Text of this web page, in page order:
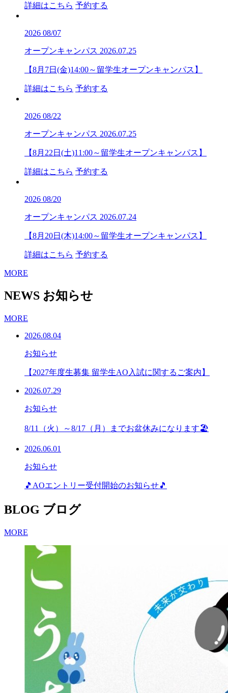
詳細はこちら 予約する
2026 08/07
オープンキャンパス 2026.07.25
【8月7日(金)14:00～留学生オープンキャンパス】
詳細はこちら 予約する
2026 08/22
オープンキャンパス 2026.07.25
【8月22日(土)11:00～留学生オープンキャンパス】
詳細はこちら 予約する
2026 08/20
オープンキャンパス 2026.07.24
【8月20日(木)14:00～留学生オープンキャンパス】
詳細はこちら 予約する
MORE
NEWS お知らせ
MORE
2026.08.04
お知らせ
【2027年度生募集 留学生AO入試に関するご案内】
2026.07.29
お知らせ
8/11（火）～8/17（月）までお盆休みになります🏖
2026.06.01
お知らせ
🎵AOエントリー受付開始のお知らせ🎵
BLOG ブログ
MORE